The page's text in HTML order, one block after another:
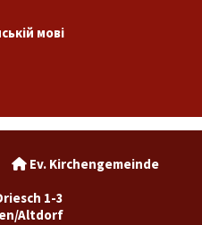
мові
Ev. Kirchengemeinde
1-3
Altdorf